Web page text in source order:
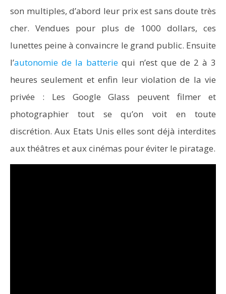
son multiples, d’abord leur prix est sans doute très
cher. Vendues pour plus de 1000 dollars, ces
lunettes peine à convaincre le grand public. Ensuite
l’autonomie de la batterie qui n’est que de 2 à 3
heures seulement et enfin leur violation de la vie
privée : Les Google Glass peuvent filmer et
photographier tout se qu’on voit en toute
discrétion. Aux Etats Unis elles sont déjà interdites
aux théâtres et aux cinémas pour éviter le piratage.